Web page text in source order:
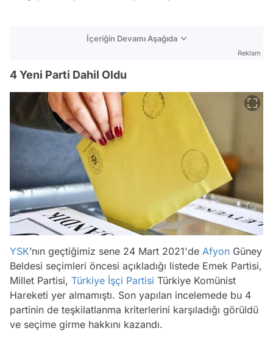
İçeriğin Devamı Aşağıda
Reklam
4 Yeni Parti Dahil Oldu
YSK’nın geçtiğimiz sene 24 Mart 2021'de Afyon Güney
Beldesi seçimleri öncesi açıkladığı listede Emek Partisi,
Millet Partisi, Türkiye İşçi Partisi Türkiye Komünist
Hareketi yer almamıştı. Son yapılan incelemede bu 4
partinin de teşkilatlanma kriterlerini karşıladığı görüldü
ve seçime girme hakkını kazandı.